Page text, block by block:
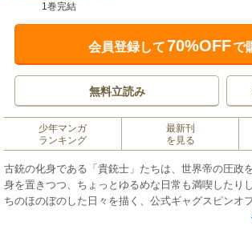
1巻完結
会員登録して70%OFFで
無料立読み
少年マンガ
ランキング
最新刊
を見る
古銃の化身である「貴銃士」たちは、世界帝の圧政
身を置きつつ、ちょっとゆるめな日常も満喫したり
ちのほのぼのした日々を描く、公式ギャグスピンオ